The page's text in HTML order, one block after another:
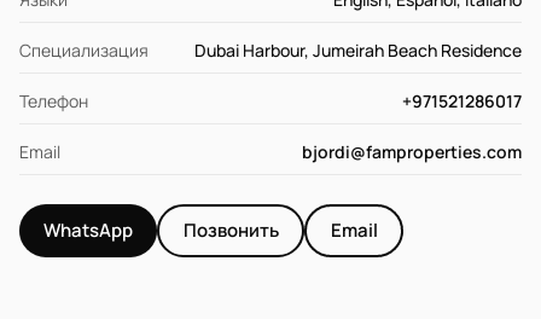
Специализация Dubai Harbour, Jumeirah Beach Residence
Телефон +971521286017
Email bjordi@famproperties.com
WhatsApp Позвонить Email